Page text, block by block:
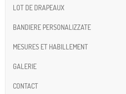
LOT DE DRAPEAUX
BANDIERE PERSONALIZZATE
MESURES ET HABILLEMENT
GALERIE
CONTACT